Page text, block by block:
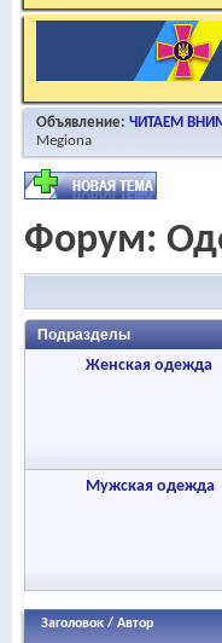
Объявление: ЧИТАЕМ
Megiona
Форум:
Подразделы
Женская одежда
Мужская одежда
Заголовок / Автор